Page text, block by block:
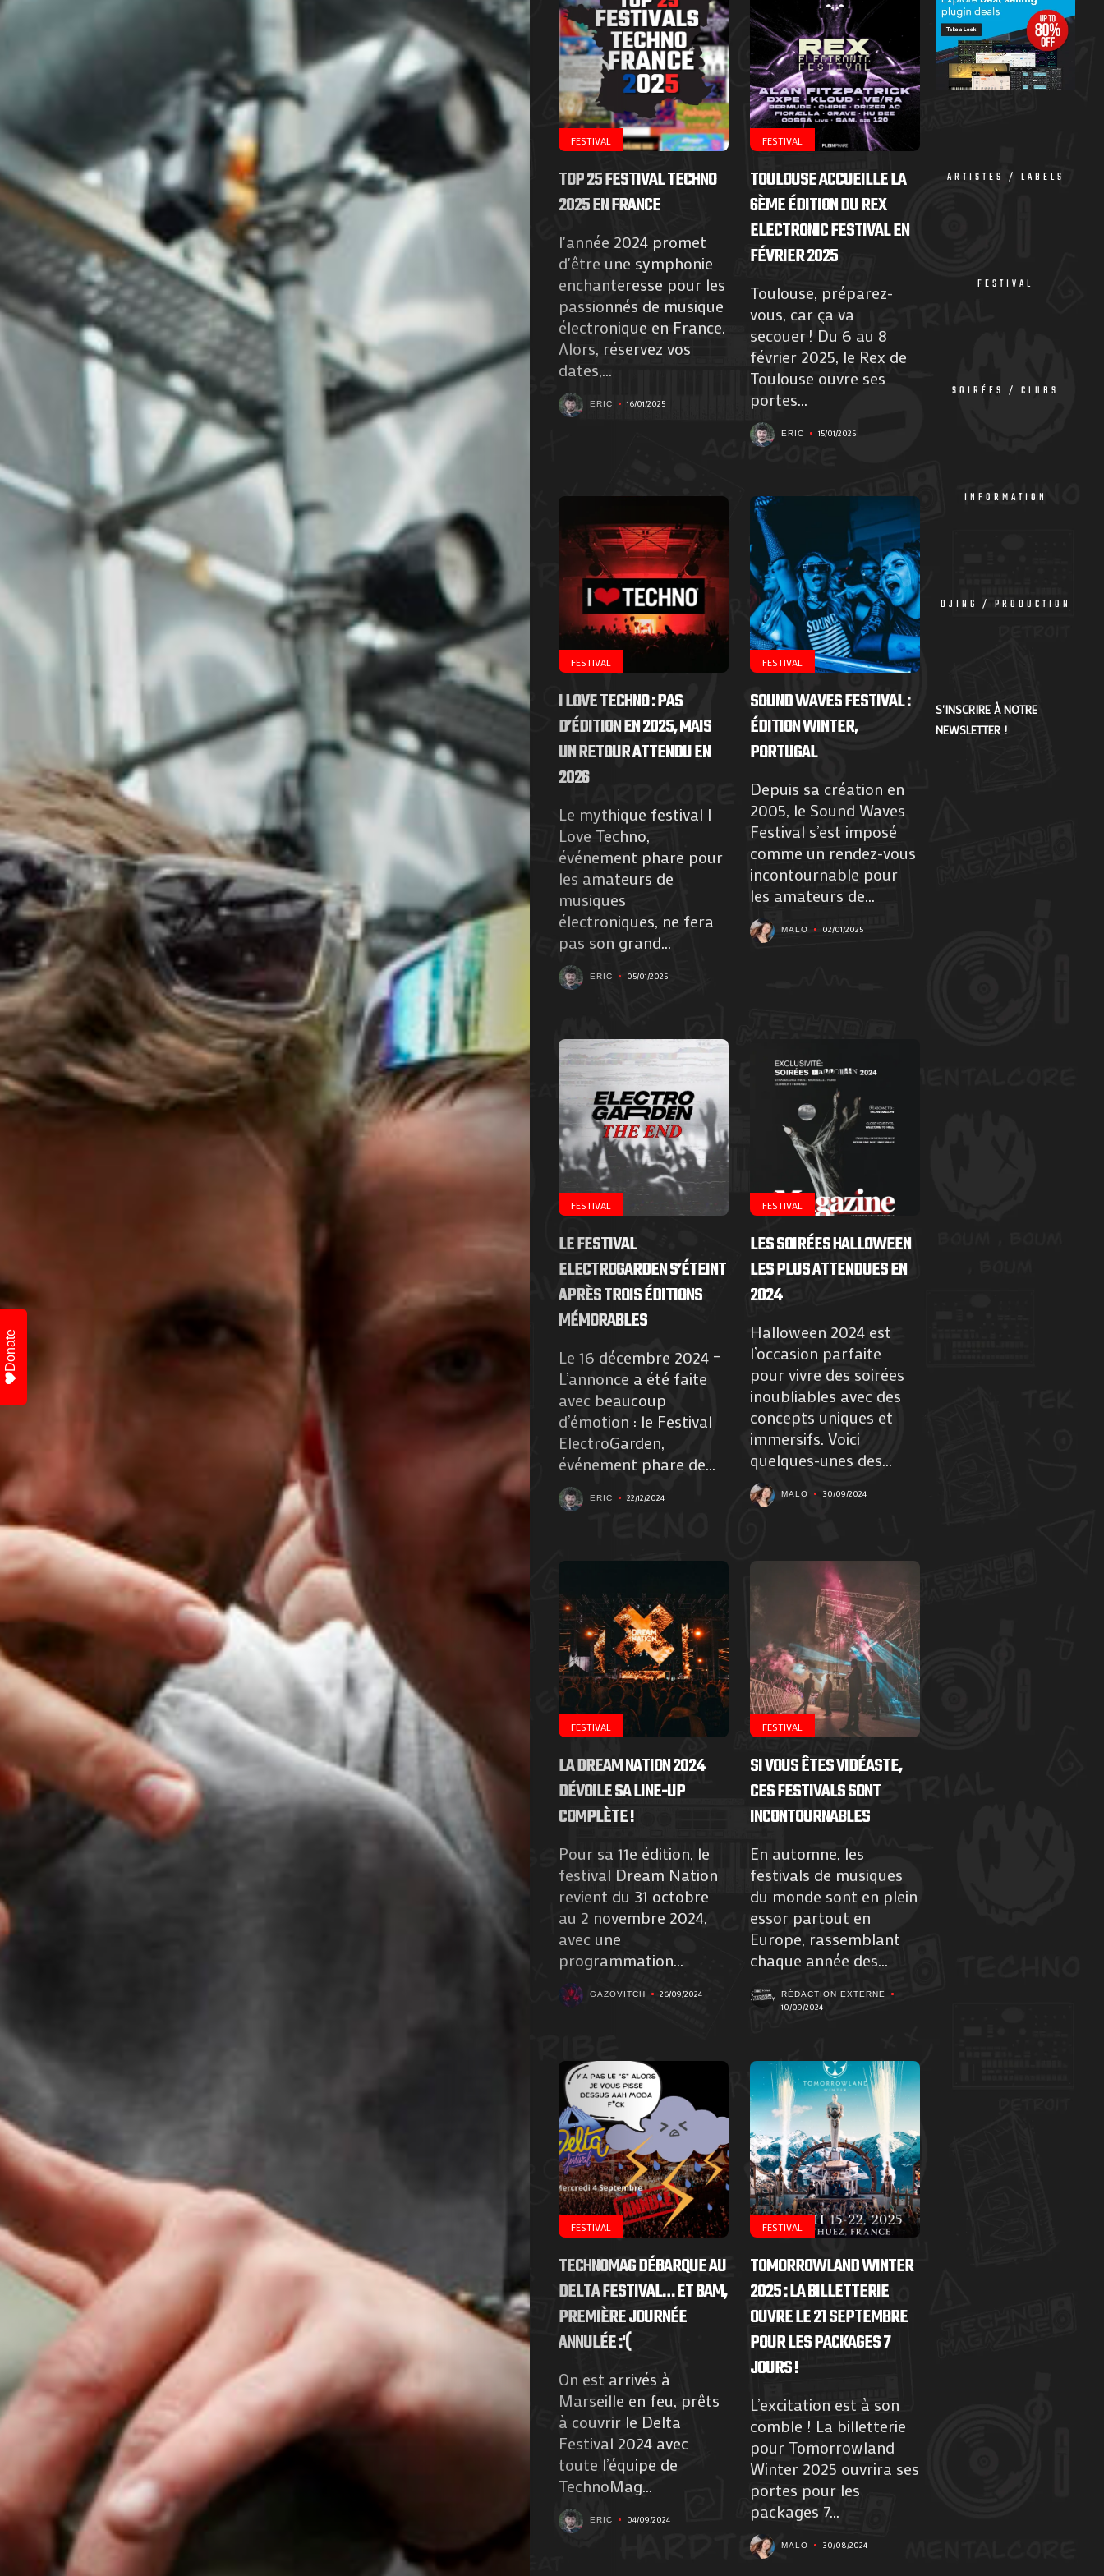
Agenda
Galerie
Photos
Magazine
À
Propos
de
Nous
Contactez-
nous
Search
FESTIVAL
TOP 25 FESTIVAL TECHNO
2025 EN FRANCE
l'année 2024 promet
d'être une symphonie
enchanteresse pour les
passionnés de musique
électronique en France.
Alors, réservez vos
dates,...
ERIC 16/01/2025
FESTIVAL
TOULOUSE ACCUEILLE LA
6ÈME ÉDITION DU REX
ELECTRONIC FESTIVAL EN
FÉVRIER 2025
Toulouse, préparez-
vous, car ça va
secouer ! Du 6 au 8
février 2025, le Rex de
Toulouse ouvre ses
portes...
ERIC 15/01/2025
FESTIVAL
I LOVE TECHNO : PAS
D’ÉDITION EN 2025, MAIS
UN RETOUR ATTENDU EN
2026
Le mythique festival I
Love Techno,
événement phare pour
les amateurs de
musiques
électroniques, ne fera
pas son grand...
ERIC 05/01/2025
FESTIVAL
SOUND WAVES FESTIVAL :
ÉDITION WINTER,
PORTUGAL
Depuis sa création en
2005, le Sound Waves
Festival s’est imposé
comme un rendez-vous
incontournable pour
les amateurs de...
MALO 02/01/2025
FESTIVAL
LE FESTIVAL
ELECTROGARDEN S’ÉTEINT
APRÈS TROIS ÉDITIONS
MÉMORABLES
Le 16 décembre 2024 –
L’annonce a été faite
avec beaucoup
d’émotion : le Festival
ElectroGarden,
événement phare de...
ERIC 22/12/2024
FESTIVAL
LES SOIRÉES HALLOWEEN
LES PLUS ATTENDUES EN
2024
Halloween 2024 est
l’occasion parfaite
pour vivre des soirées
inoubliables avec des
concepts uniques et
immersifs. Voici
quelques-unes des...
MALO 30/09/2024
FESTIVAL
LA DREAM NATION 2024
DÉVOILE SA LINE-UP
COMPLÈTE !
Pour sa 11e édition, le
festival Dream Nation
revient du 31 octobre
au 2 novembre 2024,
avec une
programmation...
GAZOVITCH 26/09/2024
FESTIVAL
SI VOUS ÊTES VIDÉASTE,
CES FESTIVALS SONT
INCONTOURNABLES
En automne, les
festivals de musiques
du monde sont en plein
essor partout en
Europe, rassemblant
chaque année des...
RÉDACTION EXTERNE
10/09/2024
FESTIVAL
TECHNOMAG DÉBARQUE AU
DELTA FESTIVAL… ET BAM,
PREMIÈRE JOURNÉE
ANNULÉE :'(
On est arrivés à
Marseille en feu, prêts
à couvrir le Delta
Festival 2024 avec
toute l’équipe de
TechnoMag...
ERIC 04/09/2024
FESTIVAL
TOMORROWLAND WINTER
2025 : LA BILLETTERIE
OUVRE LE 21 SEPTEMBRE
POUR LES PACKAGES 7
JOURS !
L’excitation est à son
comble ! La billetterie
pour Tomorrowland
Winter 2025 ouvrira ses
portes pour les
packages 7...
MALO 30/08/2024
ARTISTES / LABELS
FESTIVAL
SOIRÉES / CLUBS
INFORMATION
DJING / PRODUCTION
S'INSCRIRE À NOTRE
NEWSLETTER !
Donate